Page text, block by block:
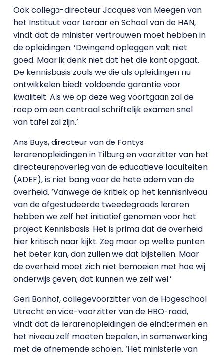
Ook collega-directeur Jacques van Meegen van
het Instituut voor Leraar en School van de HAN,
vindt dat de minister vertrouwen moet hebben in
de opleidingen. ‘Dwingend opleggen valt niet
goed. Maar ik denk niet dat het die kant opgaat.
De kennisbasis zoals we die als opleidingen nu
ontwikkelen biedt voldoende garantie voor
kwaliteit. Als we op deze weg voortgaan zal de
roep om een centraal schriftelijk examen snel
van tafel zal zijn.’
Ans Buys, directeur van de Fontys
lerarenopleidingen in Tilburg en voorzitter van het
directeurenoverleg van de educatieve faculteiten
(ADEF), is niet bang voor de hete adem van de
overheid. ‘Vanwege de kritiek op het kennisniveau
van de afgestudeerde tweedegraads leraren
hebben we zelf het initiatief genomen voor het
project Kennisbasis. Het is prima dat de overheid
hier kritisch naar kijkt. Zeg maar op welke punten
het beter kan, dan zullen we dat bijstellen. Maar
de overheid moet zich niet bemoeien met hoe wij
onderwijs geven; dat kunnen we zelf wel.’
Geri Bonhof, collegevoorzitter van de Hogeschool
Utrecht en vice-voorzitter van de HBO-raad,
vindt dat de lerarenopleidingen de eindtermen en
het niveau zelf moeten bepalen, in samenwerking
met de afnemende scholen. ‘Het ministerie van